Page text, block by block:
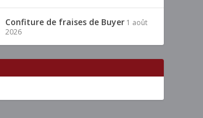
Confiture de fraises de Buyer 1 août
2026